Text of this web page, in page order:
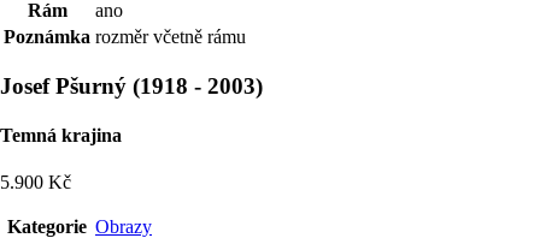
Rám
ano
Poznámka rozměr včetně rámu
Josef Pšurný (1918 - 2003)
Temná krajina
5.900 Kč
Kategorie Obrazy